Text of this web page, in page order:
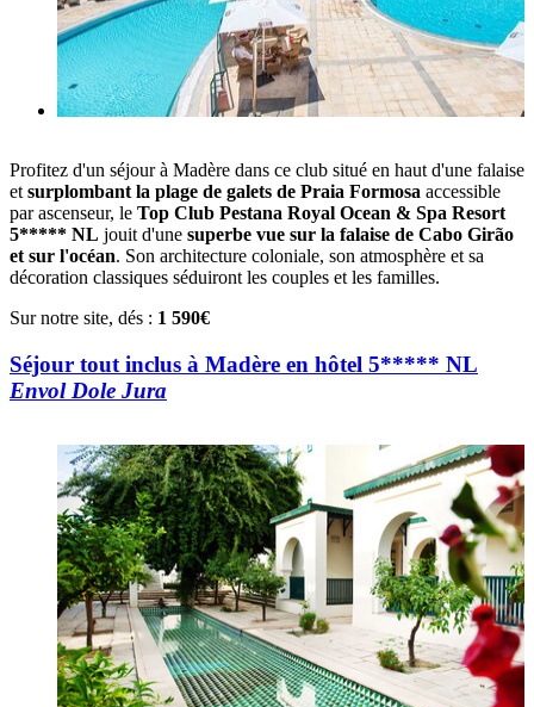
Profitez d'un séjour à Madère dans ce club situé en haut d'une falaise
et surplombant la plage de galets de Praia Formosa accessible
par ascenseur, le Top Club Pestana Royal Ocean & Spa Resort
5***** NL jouit d'une superbe vue sur la falaise de Cabo Girão
et sur l'océan. Son architecture coloniale, son atmosphère et sa
décoration classiques séduiront les couples et les familles.
Sur notre site, dés : 1 590€
Séjour tout inclus à Madère en hôtel 5***** NL
Envol Dole Jura